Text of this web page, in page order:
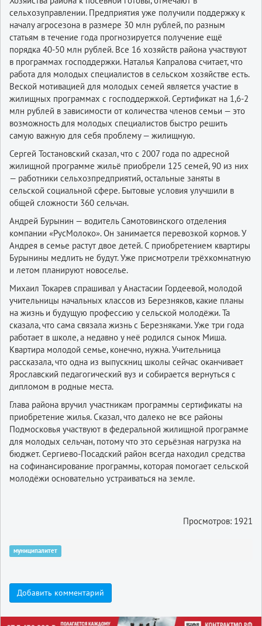
сельхозуправлении. Предприятия уже получили поддержку к
началу агросезона в размере 30 млн рублей, по разным
статьям в течение года прогнозируется получение ещё
порядка 40-50 млн рублей. Все 16 хозяйств района участвуют
в программах господдержки. Наталья Капралова считает, что
работа для молодых специалистов в сельском хозяйстве есть.
Веской мотивацией для молодых семей является участие в
жилищных программах с господдержкой. Сертификат на 1,6-2
млн рублей в зависимости от количества членов семьи — это
возможность для молодых специалистов быстро решить
самую важную для себя проблему — жилищную.
Сергей Тостановский сказал, что с 2007 года по адресной
жилищной программе жильё приобрели 125 семей, 90 из них
— работники сельхозпредприятий, остальные заняты в
сельской социальной сфере. Бытовые условия улучшили в
общей сложности 360 сельчан.
Андрей Бурынин — водитель Самотовинского отделения
компании «РусМолоко». Он занимается перевозкой кормов. У
Андрея в семье растут двое детей. С приобретением квартиры
Бурынины медлить не будут. Уже присмотрели трёхкомнатную
и летом планируют новоселье.
Михаил Токарев спрашивал у Анастасии Гордеевой, молодой
учительницы начальных классов из Березняков, какие планы
на жизнь и будущую профессию у сельской молодёжи. Та
сказала, что сама связала жизнь с Березняками. Уже три года
работает в школе, а недавно у неё родился сынок Миша.
Квартира молодой семье, конечно, нужна. Учительница
рассказала, что одна из выпускниц школы сейчас оканчивает
Ярославский педагогический вуз и собирается вернуться с
дипломом в родные места.
Глава района вручил участникам программы сертификаты на
приобретение жилья. Сказал, что далеко не все районы
Подмосковья участвуют в федеральной жилищной программе
для молодых сельчан, потому что это серьёзная нагрузка на
бюджет. Сергиево-Посадский район всегда находил средства
на софинансирование программы, которая помогает сельской
молодёжи основательно устраиваться на земле.
Просмотров: 1921
муниципалитет
Добавить комментарий